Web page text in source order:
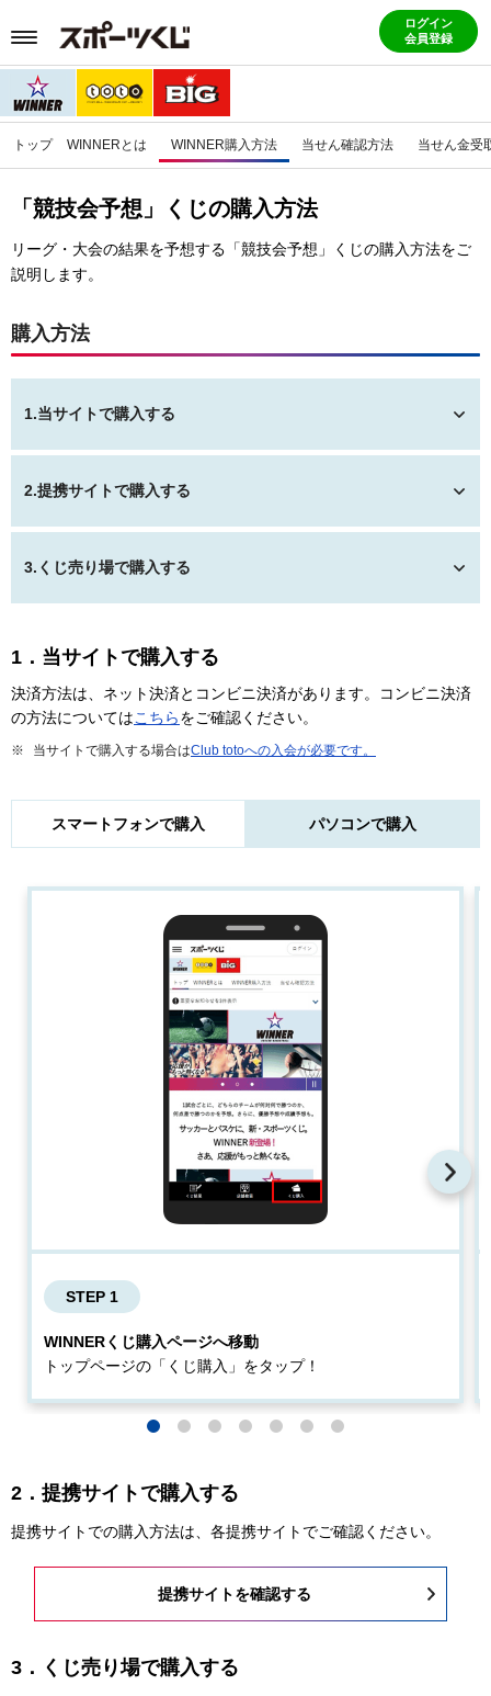
ログイン
会員登録
トップ WINNERとは WINNER購入方法 当せん確認方法 当せん金受
「競技会予想」くじの購入方法
リーグ・大会の結果を予想する「競技会予想」くじの購入方法をご
説明します。
購入方法
1.当サイトで購入する
2.提携サイトで購入する
3.くじ売り場で購入する
1．当サイトで購入する
決済方法は、ネット決済とコンビニ決済があります。コンビニ決済
の方法についてはこちらをご確認ください。
当サイトで購入する場合はClub totoへの入会が必要です。
スマートフォンで購入 パソコンで購入
STEP 1
WINNERくじ購入ページへ移動
トップページの「くじ購入」をタップ！
2．提携サイトで購入する
提携サイトでの購入方法は、各提携サイトでご確認ください。
提携サイトを確認する
3．くじ売り場で購入する